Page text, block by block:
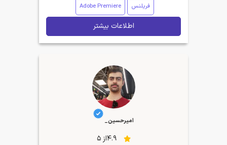
فریلنس Adobe Premiere
اطلاعات بیشتر
امیرحسین_
4.9از 5